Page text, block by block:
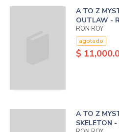
A TO Z
OUTLAW -
RON ROY
agotado
$
A TO Z
SKELETON